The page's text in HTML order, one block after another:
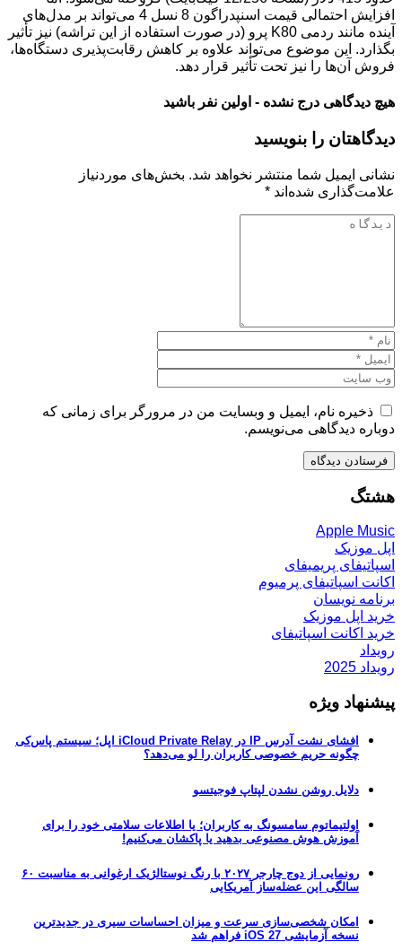
افزایش احتمالی قیمت اسنپدراگون 8 نسل 4 می‌تواند بر مدل‌های
آینده مانند ردمی K80 پرو (در صورت استفاده از این تراشه) نیز تأثیر
بگذارد. این موضوع می‌تواند علاوه بر کاهش رقابت‌پذیری دستگاه‌ها،
فروش آن‌ها را نیز تحت تأثیر قرار دهد.
هیچ دیدگاهی درج نشده - اولین نفر باشید
دیدگاهتان را بنویسید
نشانی ایمیل شما منتشر نخواهد شد. بخش‌های موردنیاز
علامت‌گذاری شده‌اند *
ذخیره نام، ایمیل و وبسایت من در مرورگر برای زمانی که
دوباره دیدگاهی می‌نویسم.
هشتگ
Apple Music
اپل موزیک
اسپاتیفای پریمیفای
اکانت اسپاتیفای پرمیوم
برنامه نویسان
خرید اپل موزیک
خرید اکانت اسپاتیفای
رویداد
رویداد 2025
پیشنهاد ویژه
افشای نشت آدرس IP در iCloud Private Relay اپل؛ سیستم پاس‌کی
چگونه حریم خصوصی کاربران را لو می‌دهد؟
دلایل روشن نشدن لپتاپ فوجیتسو
اولتیماتوم سامسونگ به کاربران؛ یا اطلاعات سلامتی خود را برای
آموزش هوش مصنوعی بدهید یا پاکشان می‌کنیم!
رونمایی از دوج چارجر ۲۰۲۷ با رنگ نوستالژیک ارغوانی به مناسبت ۶۰
سالگی این عضله‌ساز آمریکایی
امکان شخصی‌سازی سرعت و میزان احساسات سیری در جدیدترین
نسخه آزمایشی iOS 27 فراهم شد